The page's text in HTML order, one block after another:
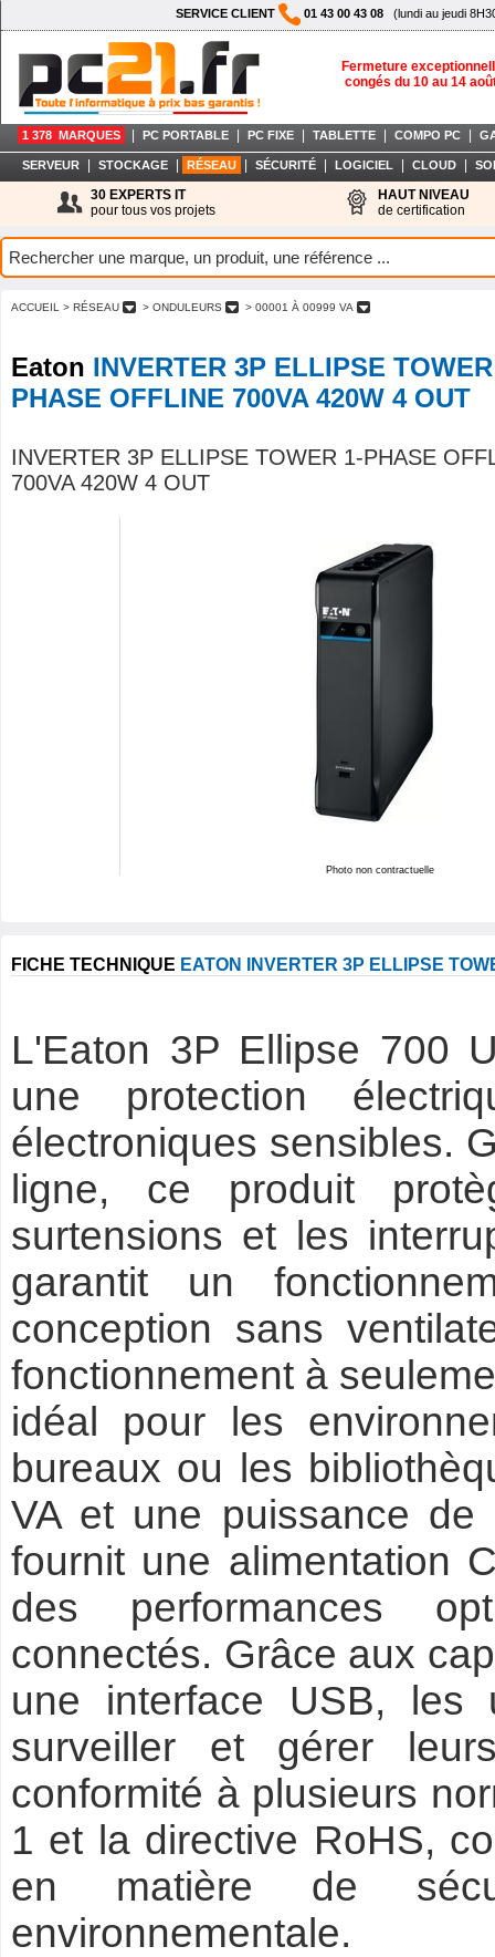
SERVICE CLIENT 01 43 00 43 08 (lundi au jeudi
Fermeture
congés du 10 au 14
1 378 MARQUES PC PORTABLE PC FIXE TABLETTE COMPO PC
SERVEUR STOCKAGE RÉSEAU SÉCURITÉ LOGICIEL CLOUD
30 EXPERTS IT
pour tous vos projets
HAUT NIVEAU
de certification
ACCUEIL > RÉSEAU > ONDULEURS > 00001 À 00999 VA
Eaton INVERTER 3P ELLIPSE
PHASE OFFLINE 700VA 420W 4 OUT
INVERTER 3P ELLIPSE TOWER 1-PHASE
700VA 420W 4 OUT
Photo non contractuelle
FICHE TECHNIQUE EATON INVERTER 3P ELLIPSE
L'Eaton 3P Ellipse 700
une protection
électroniques sensibles.
ligne, ce produit
surtensions et les
garantit un
conception sans
fonctionnement à
idéal pour les
bureaux ou les
VA et une puissance
fournit une alimentation
des performances
connectés. Grâce aux
une interface USB, les
surveiller et gérer
conformité à plusieurs
1 et la directive RoHS,
en matière de
environnementale.